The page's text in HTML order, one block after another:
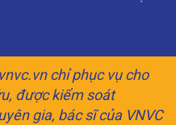
chỉ phục vụ cho
được kiểm soát
gia, bác sĩ của VNVC